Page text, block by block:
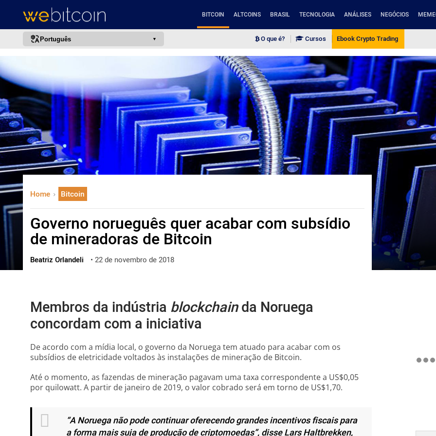
BITCOIN ALTCOINS BRASIL TECNOLOGIA ANÁLISES NEGÓCIOS
Português
español
français
italiano
deutsch
日本語
中文
한국어
العربية
ไทย
ქართული
O que é? Cursos Ebook Crypto Trading
Home Bitcoin
Governo norueguês quer acabar com subsídio
de mineradoras de Bitcoin
Beatriz Orlandeli • 22 de novembro de 2018
Membros da indústria blockchainda Noruega
concordam com a iniciativa
De acordo com a mídia local, o governo da Noruega tem atuado para acabar com os
subsídios de eletricidade voltados às instalações de mineração de Bitcoin.
Até o momento, as fazendas de mineração pagavam uma taxa correspondente a US$0,05
por quilowatt. A partir de janeiro de 2019, o valor cobrado será em torno de US$1,70.
“A Noruega não pode continuar oferecendo grandes incentivos fiscais para
a forma mais suja de produção de criptomoedas”, disse Lars Haltbrekken,